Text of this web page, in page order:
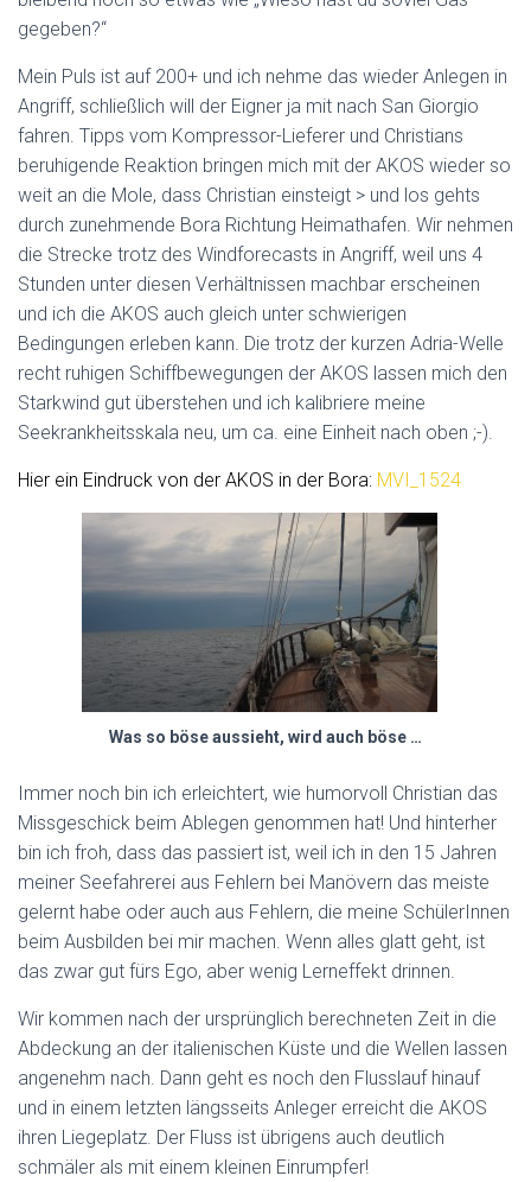
gegeben?“
Mein Puls ist auf 200+ und ich nehme das wieder Anlegen in
Angriff, schließlich will der Eigner ja mit nach San Giorgio
fahren. Tipps vom Kompressor-Lieferer und Christians
beruhigende Reaktion bringen mich mit der AKOS wieder so
weit an die Mole, dass Christian einsteigt > und los gehts
durch zunehmende Bora Richtung Heimathafen. Wir nehmen
die Strecke trotz des Windforecasts in Angriff, weil uns 4
Stunden unter diesen Verhältnissen machbar erscheinen
und ich die AKOS auch gleich unter schwierigen
Bedingungen erleben kann. Die trotz der kurzen Adria-Welle
recht ruhigen Schiffbewegungen der AKOS lassen mich den
Starkwind gut überstehen und ich kalibriere meine
Seekrankheitsskala neu, um ca. eine Einheit nach oben ;-).
Hier ein Eindruck von der AKOS in der Bora: MVI_1524
Was so böse aussieht, wird auch böse …
Immer noch bin ich erleichtert, wie humorvoll Christian das
Missgeschick beim Ablegen genommen hat! Und hinterher
bin ich froh, dass das passiert ist, weil ich in den 15 Jahren
meiner Seefahrerei aus Fehlern bei Manövern das meiste
gelernt habe oder auch aus Fehlern, die meine SchülerInnen
beim Ausbilden bei mir machen. Wenn alles glatt geht, ist
das zwar gut fürs Ego, aber wenig Lerneffekt drinnen.
Wir kommen nach der ursprünglich berechneten Zeit in die
Abdeckung an der italienischen Küste und die Wellen lassen
angenehm nach. Dann geht es noch den Flusslauf hinauf
und in einem letzten längsseits Anleger erreicht die AKOS
ihren Liegeplatz. Der Fluss ist übrigens auch deutlich
schmäler als mit einem kleinen Einrumpfer!